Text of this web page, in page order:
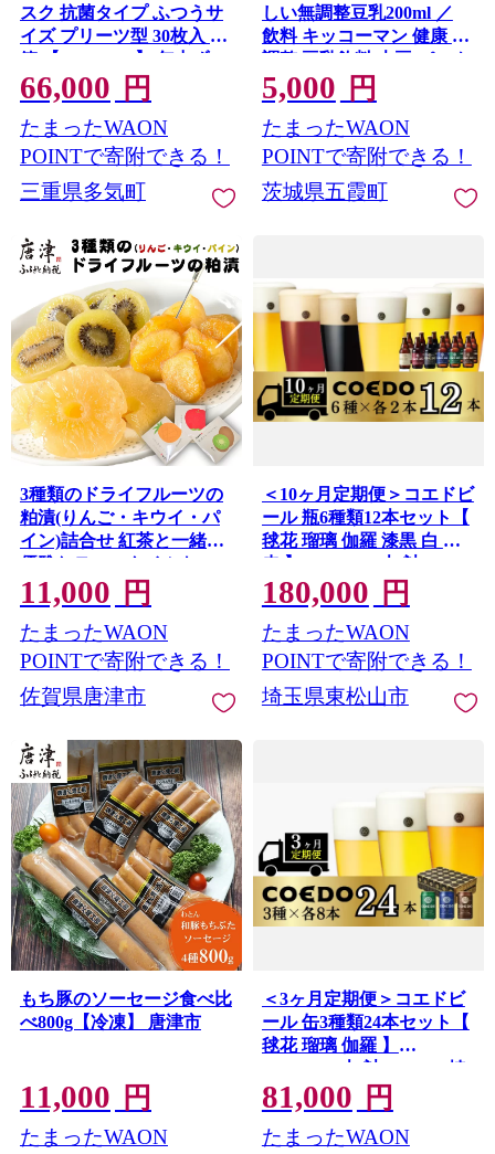
スク 抗菌タイプ ふつうサ
イズ プリーツ型 30枚入 12
箱 【MA-R230】 年中ずっ
と安心マスク12ヶ月分
66,000 円
たまったWAON
POINTで寄附できる！
三重県多気町
しい無調整豆乳200ml ／
飲料 キッコーマン 健康 無
調整 豆乳飲料 大豆 パック
セット 飲み切り 茨城県 五
霞町
5,000 円
たまったWAON
POINTで寄附できる！
茨城県五霞町
3種類のドライフルーツの
粕漬(りんご・キウイ・パ
イン)詰合せ 紅茶と一緒に
優雅なティータイムを!
11,000 円
たまったWAON
POINTで寄附できる！
佐賀県唐津市
＜10ヶ月定期便＞コエドビ
ール 瓶6種類12本セット【
毬花 瑠璃 伽羅 漆黒 白 紅
赤 】(333ml×12本)計
3996ml | 埼玉県 東松山市
COEDO コエド 333ml 瓶
クラフトビール 地ビール
お酒 ビール 瓶ビール BBQ
み 家飲み 晩酌 父の日 母の
く 焼肉 えだまめ 枝豆 スパ
イシー 柑橘 アロマホップ
白葡萄
180,000 円
たまったWAON
POINTで寄附できる！
埼玉県東松山市
もち豚のソーセージ食べ比
べ800g【冷凍】 唐津市
11,000 円
たまったWAON
＜3ヶ月定期便＞コエドビ
ール 缶3種類24本セット【
毬花 瑠璃 伽羅 】
(350ml×24本)計8400ml | 埼
玉県 東松山市 COEDO コ
エド 350ml 缶 クラフトビ
ール 地ビール お酒 ビール
81,000 円
たまったWAON